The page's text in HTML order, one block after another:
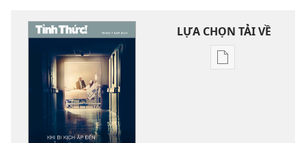
LỰA CHỌN TẢI VỀ
Tùy